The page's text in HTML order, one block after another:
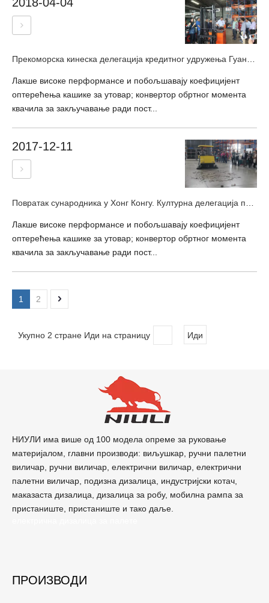
Лакше високе перформансе и побољшавају коефицијент
оптерећења кашике за утовар; конвертор обртног момента
квачила за закључавање ради пост...
2017-12-11
Лакше високе перформансе и побољшавају коефицијент
оптерећења кашике за утовар; конвертор обртног момента
квачила за закључавање ради пост...
1 2
Укупно 2 стране Иди на страницу Иди
НИУЛИ има више од 100 модела опреме за руковање
материјалом, главни производи: виљушкар, ручни палетни
виличар, ручни виличар, електрични виличар, електрични
палетни виличар, подизна дизалица, индустријски котач,
маказаста дизалица, дизалица за робу, мобилна рампа за
пристаниште, пристаниште и тако даље.
ПРОИЗВОДИ